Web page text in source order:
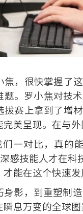
焦，很快掌握了
题。罗小焦对技
拔赛上拿到了增
美呈现。在与
们一对比，真的
感技能人才在
能在这个快速发
身影，到重塑制
息万变的全球